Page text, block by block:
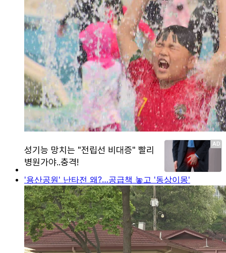
'용산공원' 난타전 왜?…공급책 놓고 '동상이몽'